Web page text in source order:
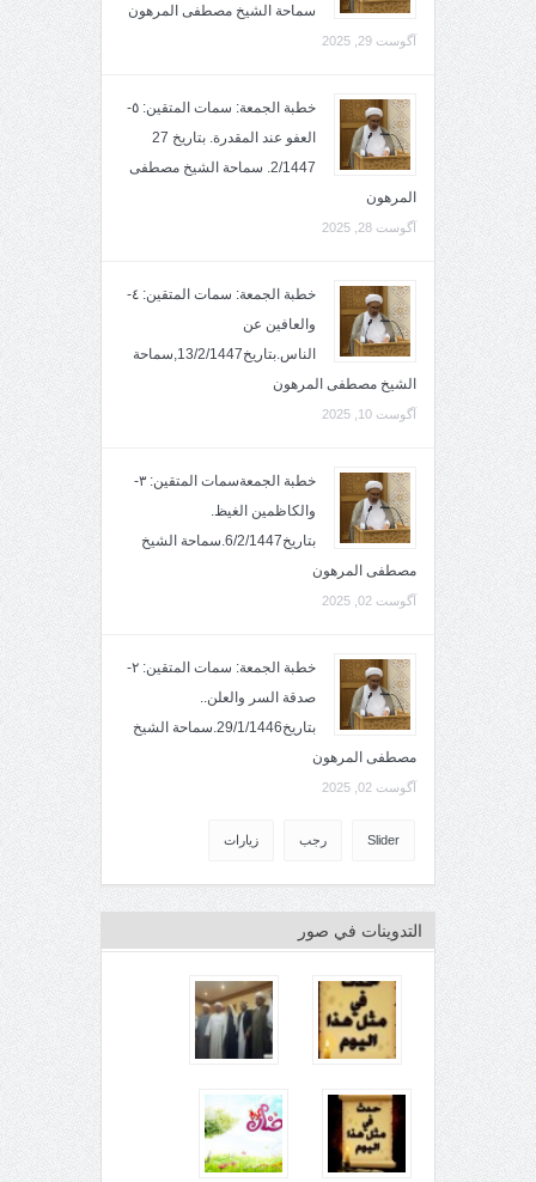
سماحة الشيخ مصطفى المرهون
آگوست 29, 2025
خطبة الجمعة: سمات المتقين: ٥-
العفو عند المقدرة. بتاريخ 27
2/1447. سماحة الشيخ مصطفى
المرهون
آگوست 28, 2025
خطبة الجمعة: سمات المتقين: ٤-
والعافين عن
الناس.بتاريخ13/2/1447,سماحة
الشيخ مصطفى المرهون
آگوست 10, 2025
خطبة الجمعةسمات المتقين: ٣-
والكاظمين الغيظ.
بتاريخ6/2/1447.سماحة الشيخ
مصطفى المرهون
آگوست 02, 2025
خطبة الجمعة: سمات المتقين: ٢-
صدقة السر والعلن..
بتاريخ29/1/1446.سماحة الشيخ
مصطفى المرهون
آگوست 02, 2025
Slider رجب زيارات
التدوينات في صور